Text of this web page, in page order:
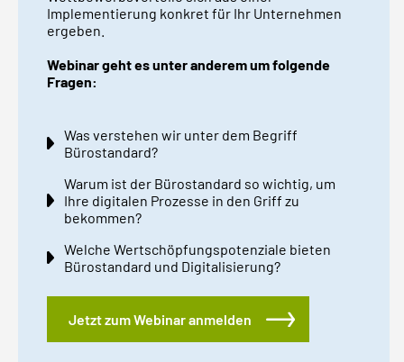
Implementierung konkret für Ihr Unternehmen
ergeben.
Webinar geht es unter anderem um folgende
Fragen:
Was verstehen wir unter dem Begriff
Bürostandard?
Warum ist der Bürostandard so wichtig, um
Ihre digitalen Prozesse in den Griff zu
bekommen?
Welche Wertschöpfungspotenziale bieten
Bürostandard und Digitalisierung?
Jetzt zum Webinar anmelden